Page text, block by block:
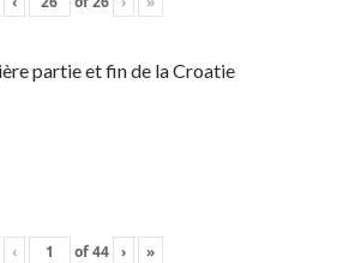
partie et fin de la Croatie
‹ of44 › »